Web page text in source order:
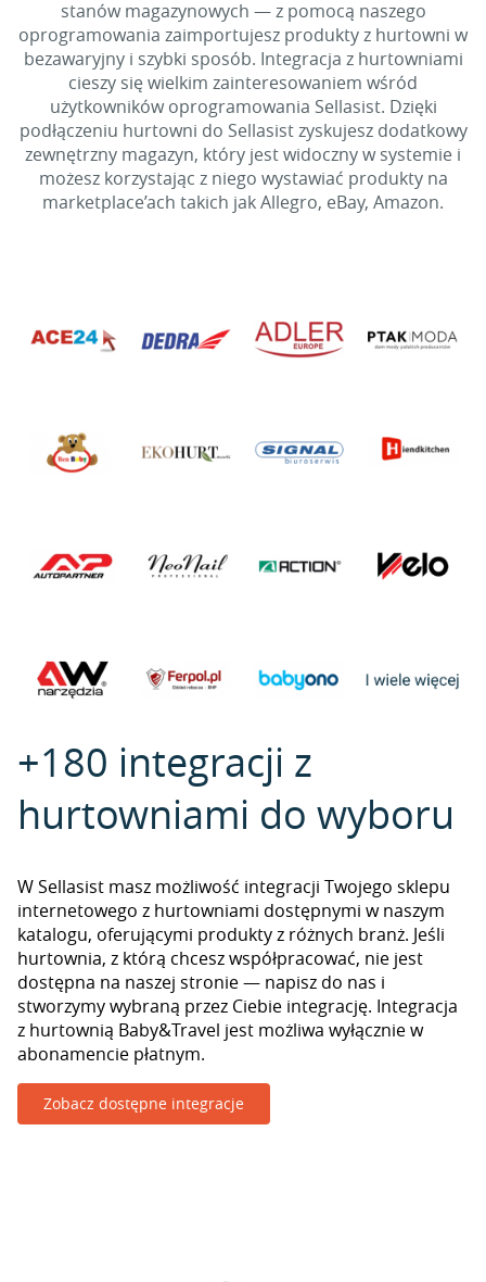
stanów magazynowych — z pomocą naszego
oprogramowania zaimportujesz produkty z hurtowni w
bezawaryjny i szybki sposób. Integracja z hurtowniami
cieszy się wielkim zainteresowaniem wśród
użytkowników oprogramowania Sellasist. Dzięki
podłączeniu hurtowni do Sellasist zyskujesz dodatkowy
zewnętrzny magazyn, który jest widoczny w systemie i
możesz korzystając z niego wystawiać produkty na
marketplace’ach takich jak Allegro, eBay, Amazon.
+180 integracji z
hurtowniami do wyboru
W Sellasist masz możliwość integracji Twojego sklepu
internetowego z hurtowniami dostępnymi w naszym
katalogu, oferującymi produkty z różnych branż. Jeśli
hurtownia, z którą chcesz współpracować, nie jest
dostępna na naszej stronie — napisz do nas i
stworzymy wybraną przez Ciebie integrację. Integracja
z hurtownią Baby&Travel jest możliwa wyłącznie w
abonamencie płatnym.
Zobacz dostępne integracje